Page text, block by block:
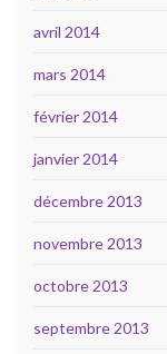
avril 2014
mars 2014
février 2014
janvier 2014
décembre 2013
novembre 2013
octobre 2013
septembre 2013